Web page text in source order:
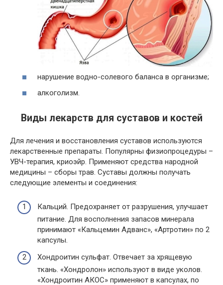
нарушение водно-солевого баланса в организме;
алкоголизм.
Виды лекарств для суставов и костей
Для лечения и восстановления суставов используются
лекарственные препараты. Популярны физиопроцедуры –
УВЧ-терапия, криоэйр. Применяют средства народной
медицины – сборы трав. Суставы должны получать
следующие элементы и соединения:
Кальций. Предохраняет от разрушения, улучшает
питание. Для восполнения запасов минерала
принимают «Кальцемин Адванс», «Артротин» по 2
капсулы.
Хондроитин сульфат. Отвечает за хрящевую
ткань. «Хондролон» используют в виде уколов.
«Хондроитин АКОС» применяют в капсулах, по